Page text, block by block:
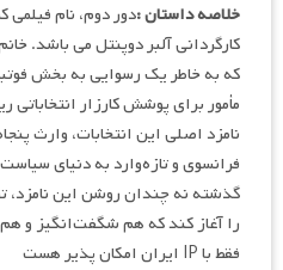
خلاصه داستان :
کارگردانی آلبر دوپنتل می باشد.
که به خاطر یک رسوایی به بخش
مأمور برای پوشش کارزار
نامزد اصلی این انتخابات، وارث
فرانسوی و تازه‌وارد به دنیای
گذشته نه چندان روشن این نامزد،
را آغاز کند که هم شگفت‌انگیز و
فقط با IP ایران امکان پذیر هست